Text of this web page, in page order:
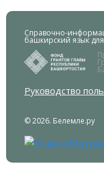
Справочно-
башкирский язык для
Руководство
© 2026. Белемле.ру